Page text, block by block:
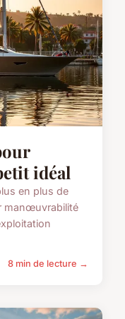
idéal
en plus de
manœuvrabilité
8 min de lecture →